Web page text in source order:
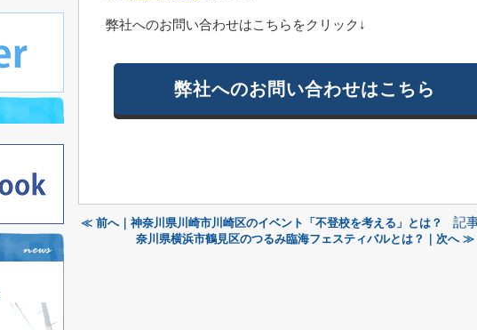
弊社へのお問い合わせはこちらをクリック↓
弊社へのお問い合わせはこちら
≪ 前へ｜神奈川県川崎市川崎区のイベント「不登校を考える」とは？ 記
奈川県横浜市鶴見区のつるみ臨海フェスティバルとは？｜次へ ≫